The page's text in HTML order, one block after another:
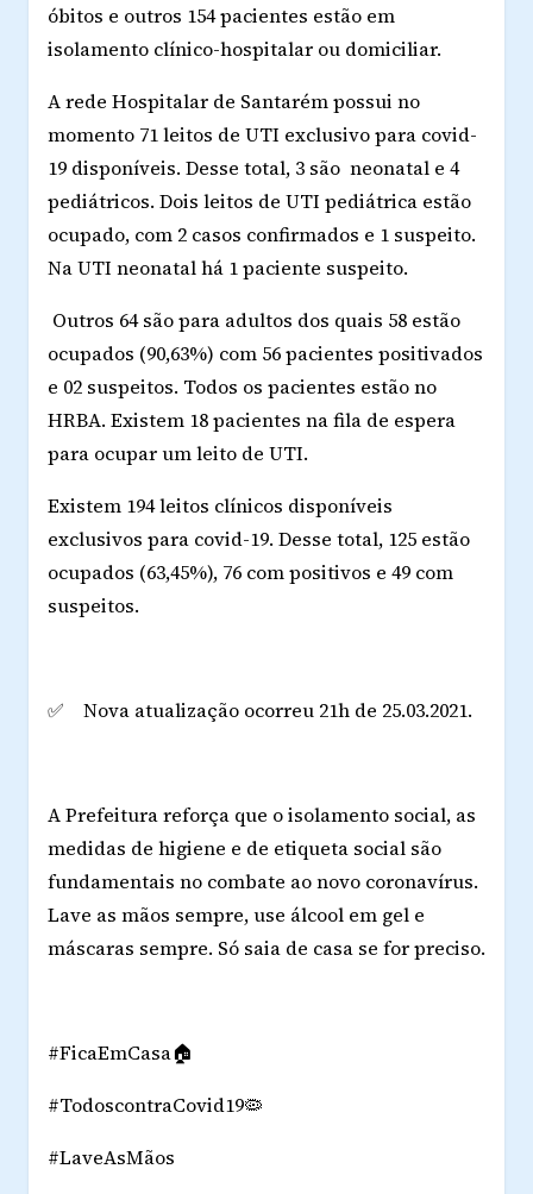
óbitos e outros 154 pacientes estão em
isolamento clínico-hospitalar ou domiciliar.
A rede Hospitalar de Santarém possui no
momento 71 leitos de UTI exclusivo para covid-
19 disponíveis. Desse total, 3 são neonatal e 4
pediátricos. Dois leitos de UTI pediátrica estão
ocupado, com 2 casos confirmados e 1 suspeito.
Na UTI neonatal há 1 paciente suspeito.
Outros 64 são para adultos dos quais 58 estão
ocupados (90,63%) com 56 pacientes positivados
e 02 suspeitos. Todos os pacientes estão no
HRBA. Existem 18 pacientes na fila de espera
para ocupar um leito de UTI.
Existem 194 leitos clínicos disponíveis
exclusivos para covid-19. Desse total, 125 estão
ocupados (63,45%), 76 com positivos e 49 com
suspeitos.
✅ Nova atualização ocorreu 21h de 25.03.2021.
A Prefeitura reforça que o isolamento social, as
medidas de higiene e de etiqueta social são
fundamentais no combate ao novo coronavírus.
Lave as mãos sempre, use álcool em gel e
máscaras sempre. Só saia de casa se for preciso.
#FicaEmCasa🏠
#TodoscontraCovid19🦠
#LaveAsMãos